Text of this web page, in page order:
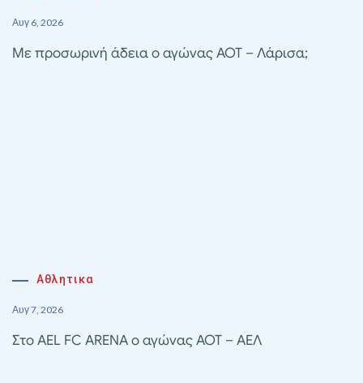
Αυγ 6, 2026
Με προσωρινή άδεια ο αγώνας ΑΟΤ – Λάρισα;
Αθλητικα
Αυγ 7, 2026
Στο AEL FC ARENA ο αγώνας ΑΟΤ – ΑΕΛ